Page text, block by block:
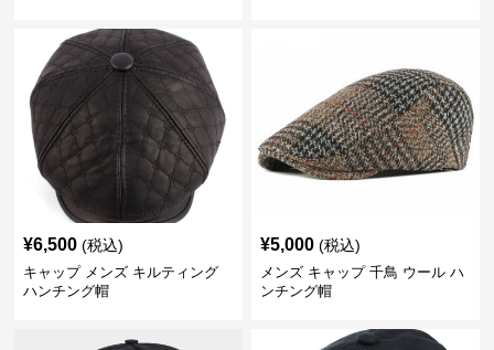
¥6,500 (税込)
キャップ メンズ キルティング
ハンチング帽
¥5,000 (税込)
メンズ キャップ 千鳥 ウール ハ
ンチング帽